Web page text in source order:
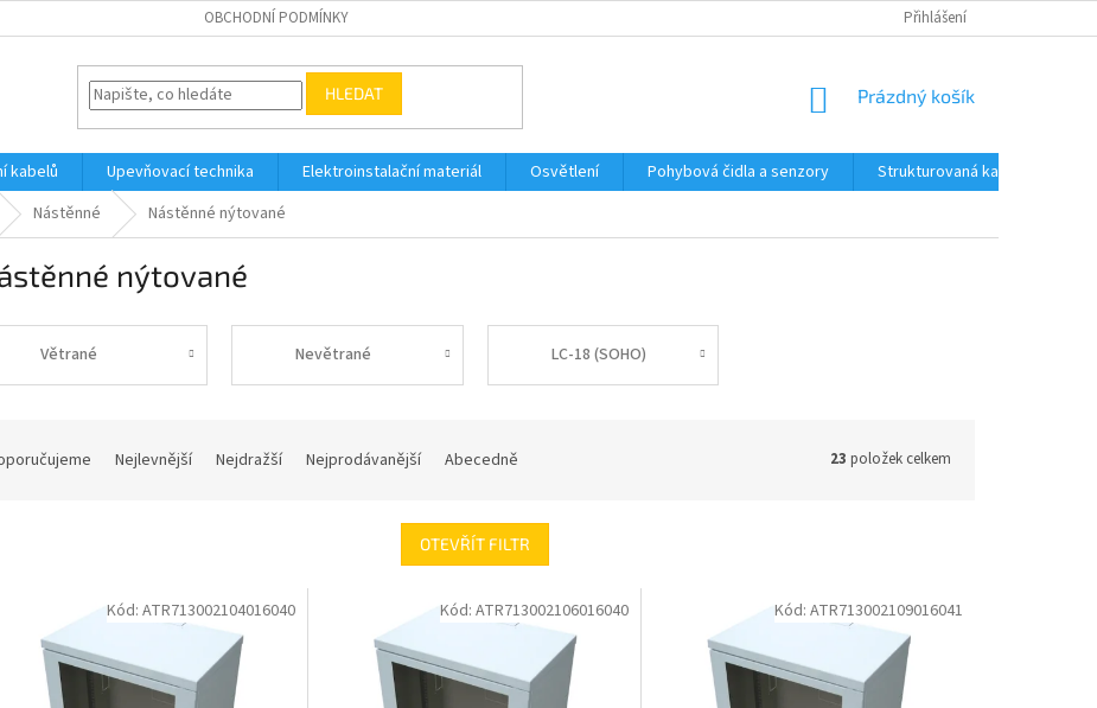
OBCHODNÍ PODMÍNKY Přihlášení
HLEDAT
NÁKUPNÍ
Prázdný košík
kabelů Upevňovací technika Elektroinstalační materiál Osvětlení Pohybová čidla a senzory Strukturovaná kabeláž
Nástěnné Nástěnné nýtované
nýtované
Větrané Nevětrané LC-18 (SOHO)
Nejlevnější Nejdražší Nejprodávanější Abecedně 23 položek celkem
OTEVŘÍT FILTR
Kód: ATR713002104016040 Kód: ATR713002106016040 Kód: ATR713002109016041